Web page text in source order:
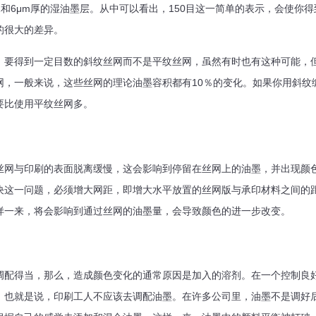
6μm厚的湿油墨层。从中可以看出，150目这一简单的表示，会使你
大的差异。
得到一定目数的斜纹丝网而不是平纹丝网，虽然有时也有这种可能，
一般来说，这些丝网的理论油墨容积都有10％的变化。如果你用斜纹
使用平纹丝网多。
与印刷的表面脱离缓慢，这会影响到停留在丝网上的油墨，并出现颜
一问题，必须增大网距，即增大水平放置的丝网版与承印材料之间的
来，将会影响到通过丝网的油墨量，会导致颜色的进一步改变。
得当，那么，造成颜色变化的通常原因是加入的溶剂。在一个控制良
就是说，印刷工人不应该去调配油墨。在许多公司里，油墨不是调好